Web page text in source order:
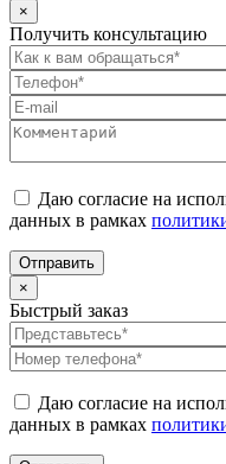
×
Получить консультацию
Даю согласие на
данных в рамках
×
Быстрый заказ
Даю согласие на
данных в рамках